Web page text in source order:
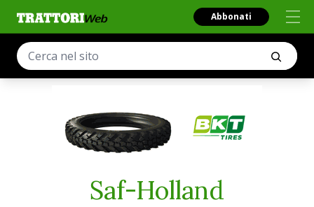
Abbonati
Saf-Holland